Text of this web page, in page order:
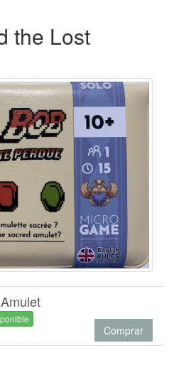
the Lost
Comprar